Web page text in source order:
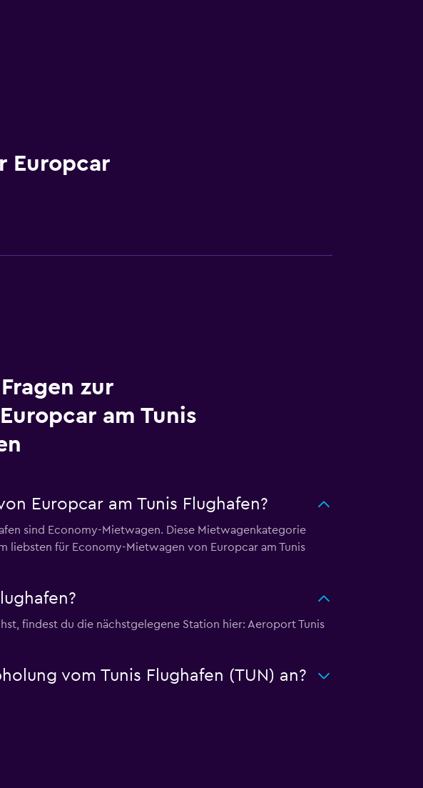
Europcar
zur
am Tunis
Europcar am Tunis Flughafen?
sind Economy-Mietwagen. Diese Mietwagenkategorie
liebsten für Economy-Mietwagen von Europcar am Tunis
findest du die nächstgelegene Station hier: Aeroport Tunis
vom Tunis Flughafen (TUN) an?